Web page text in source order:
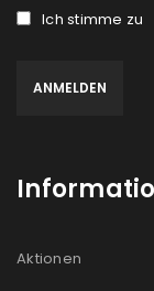
Ich stimme zu
Aktionen